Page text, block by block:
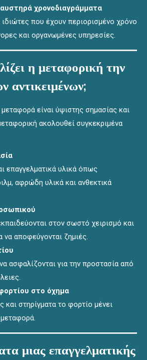
χρονοδιαγράμματα
ιδιώτες που έχουν περιορισμένο χρόνο
και οργανωμένες υπηρεσίες.
η μεταφορική την
αντικειμένων;
είναι ύψιστης σημασίας και
ακολουθεί συγκεκριμένα
επαγγελματικά υλικά όπως
αφρώδη υλικά και ανθεκτικά
στον σωστό χειρισμό και
αποφεύγονται ζημιές.
ασφαλίζονται για την προστασία από
στο όχημα
και στηρίγματα το φορτίο μένει
μιας επαγγελματικής